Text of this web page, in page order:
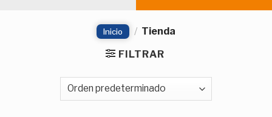
Inicio / Tienda
FILTRAR